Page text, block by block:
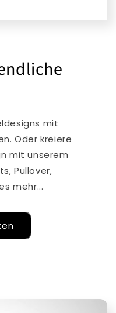
mit
Oder kreiere
mit unserem
Pullover,
mehr...